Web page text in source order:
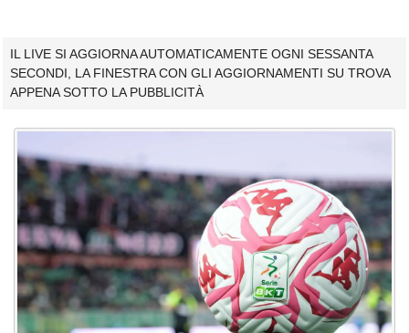
IL LIVE SI AGGIORNA AUTOMATICAMENTE OGNI SESSANTA
SECONDI, LA FINESTRA CON GLI AGGIORNAMENTI SU TROVA
APPENA SOTTO LA PUBBLICITÀ